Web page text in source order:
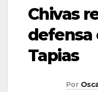
Chivas
defensa
Tapias
Por